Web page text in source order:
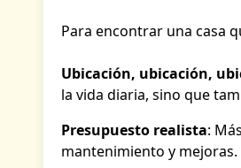
Para encontrar una casa
Ubicación, ubicación,
la vida diaria, sino que
Presupuesto realista:
mantenimiento y mejoras.